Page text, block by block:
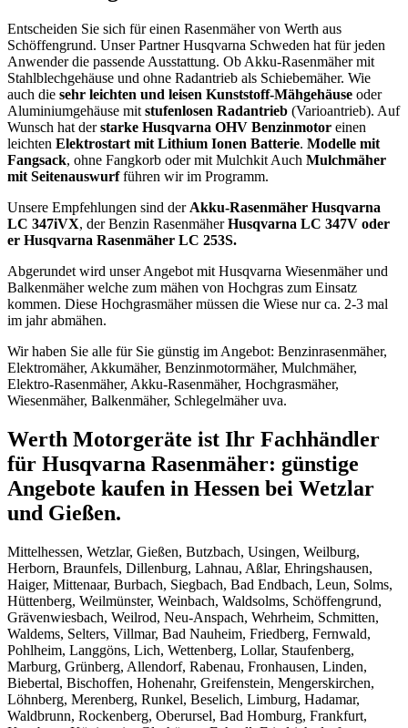
Entscheiden Sie sich für einen Rasenmäher von Werth aus
Schöffengrund. Unser Partner Husqvarna Schweden hat für jeden
Anwender die passende Ausstattung. Ob Akku-Rasenmäher mit
Stahlblechgehäuse und ohne Radantrieb als Schiebemäher. Wie
auch die sehr leichten und leisen Kunststoff-Mähgehäuse oder
Aluminiumgehäuse mit stufenlosen Radantrieb (Varioantrieb). Auf
Wunsch hat derstarke Husqvarna OHV Benzinmotor einen
leichten Elektrostart mit Lithium Ionen Batterie. Modelle mit
Fangsack, ohne Fangkorb oder mit Mulchkit Auch Mulchmäher
mit Seitenauswurfführen wir im Programm.
Unsere Empfehlungen sind der Akku-Rasenmäher Husqvarna
LC 347iVX, der Benzin RasenmäherHusqvarna LC 347V oder
er Husqvarna Rasenmäher LC 253S.
Abgerundet wird unser Angebot mit Husqvarna Wiesenmäher und
Balkenmäher welche zum mähen von Hochgras zum Einsatz
kommen. Diese Hochgrasmäher müssen die Wiese nur ca. 2-3 mal
im jahr abmähen.
Wir haben Sie alle für Sie günstig im Angebot: Benzinrasenmäher,
Elektromäher, Akkumäher, Benzinmotormäher, Mulchmäher,
Elektro-Rasenmäher, Akku-Rasenmäher, Hochgrasmäher,
Wiesenmäher, Balkenmäher, Schlegelmäher uva.
Werth Motorgeräte ist Ihr Fachhändler
für Husqvarna Rasenmäher: günstige
Angebote kaufen in Hessen bei Wetzlar
und Gießen.
Mittelhessen, Wetzlar, Gießen, Butzbach, Usingen, Weilburg,
Herborn, Braunfels, Dillenburg, Lahnau, Aßlar, Ehringshausen,
Haiger, Mittenaar, Burbach, Siegbach, Bad Endbach, Leun, Solms,
Hüttenberg, Weilmünster, Weinbach, Waldsolms, Schöffengrund,
Grävenwiesbach, Weilrod, Neu-Anspach, Wehrheim, Schmitten,
Waldems, Selters, Villmar, Bad Nauheim, Friedberg, Fernwald,
Pohlheim, Langgöns, Lich, Wettenberg, Lollar, Staufenberg,
Marburg, Grünberg, Allendorf, Rabenau, Fronhausen, Linden,
Biebertal, Bischoffen, Hohenahr, Greifenstein, Mengerskirchen,
Löhnberg, Merenberg, Runkel, Beselich, Limburg, Hadamar,
Waldbrunn, Rockenberg, Oberursel, Bad Homburg, Frankfurt,